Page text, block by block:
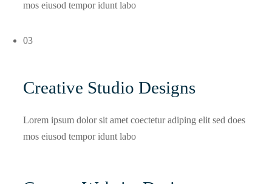
mos eiusod tempor idunt labo
03
Creative Studio Designs
Lorem ipsum dolor sit amet coectetur adiping elit sed does
mos eiusod tempor idunt labo